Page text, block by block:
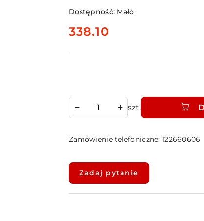
Dostępność: Mało
cena:
338.10
szt.
Zamówienie telefoniczne: 122660606
Dostępność
i
dostawa
Zadaj pytanie